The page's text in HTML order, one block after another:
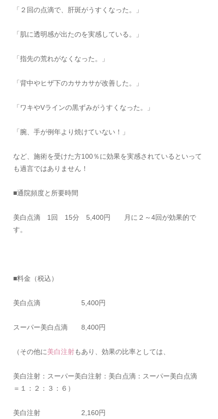
「２回の点滴で、肝斑がうすくなった。」
「肌に透明感が出たのを実感している。」
「指先の荒れがなくなった。」
「背中やヒザ下のカサカサが改善した。」
「ワキやVラインの黒ずみがうすくなった。」
「腕、手が例年より焼けていない！」
など、施術を受けた方100％に効果を実感されているといって
も過言ではありません！
■通院頻度と所要時間
美白点滴 1回 15分 5,400円 月に２～4回が効果的で
す。
■料金（税込）
美白点滴 5,400円
スーパー美白点滴 8,400円
（その他に美白注射もあり、効果の比率としては、
美白注射：スーパー美白注射：美白点滴：スーパー美白点滴
＝１：２：３：６）
美白注射 2,160円